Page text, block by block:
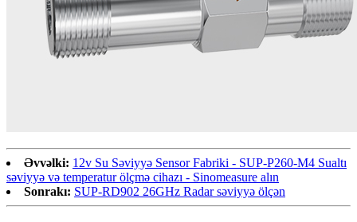
Əvvəlki: 12v Su Səviyyə Sensor Fabriki - SUP-P260-M4 Sualtı
səviyyə və temperatur ölçmə cihazı - Sinomeasure alın
Sonrakı: SUP-RD902 26GHz Radar səviyyə ölçən